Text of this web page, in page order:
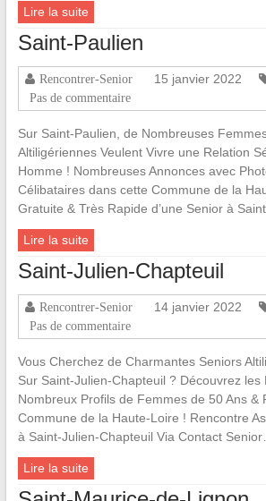
Lire la suite
Saint-Paulien
Rencontrer-Senior 15 janvier 2022
Pas de commentaire
Sur Saint-Paulien, de Nombreuses
Altiligériennes Veulent Vivre une Relation
Homme ! Nombreuses Annonces avec
Célibataires dans cette Commune de la
Gratuite & Très Rapide d’une Senior à
Lire la suite
Saint-Julien-Chapteuil
Rencontrer-Senior 14 janvier 2022
Pas de commentaire
Vous Cherchez de Charmantes Seniors
Sur Saint-Julien-Chapteuil ? Découvrez les
Nombreux Profils de Femmes de 50 Ans &
Commune de la Haute-Loire ! Rencontre
à Saint-Julien-Chapteuil Via Contact
Lire la suite